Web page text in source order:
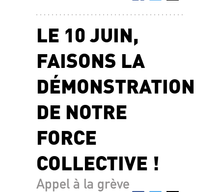
LE 10 JUIN,
FAISONS LA
DÉMONSTRATION
DE NOTRE
FORCE
COLLECTIVE !
Appel à la grève